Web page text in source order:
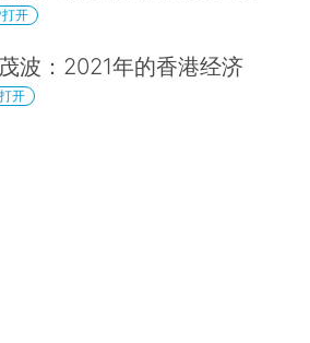
开
波：2021年的香港经济
开